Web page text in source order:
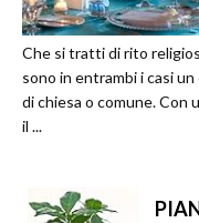
Che si tratti di rito
sono in entrambi i casi
di chiesa o comune. Con
il ...